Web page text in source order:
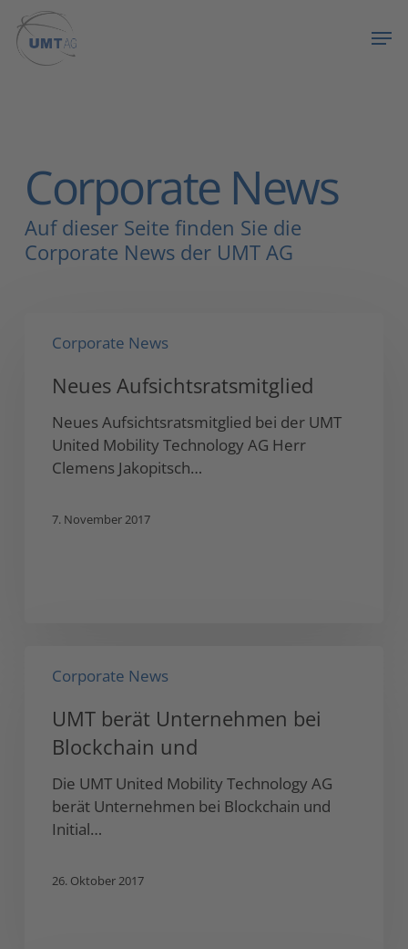
main
Corporate News
Auf dieser Seite finden Sie die
Corporate News der UMT AG
Aufsichtsratsmitglied
Corporate News
Neues Aufsichtsratsmitglied
Neues Aufsichtsratsmitglied bei der UMT
United Mobility Technology AG Herr
Clemens Jakopitsch…
7. November 2017
berät
Blockchain
Corporate News
UMT berät Unternehmen bei
Blockchain und
Die UMT United Mobility Technology AG
berät Unternehmen bei Blockchain und
Initial…
26. Oktober 2017